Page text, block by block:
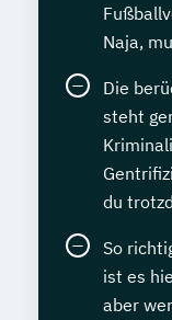
Naja,
Die
steht
du
So
ist es
aber